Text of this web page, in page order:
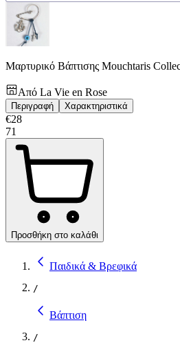
Μαρτυρικό Βάπτισης Mouchtaris
Από La Vie en Rose
Περιγραφή Χαρακτηριστικά
€28
71
Προσθήκη στο καλάθι
Παιδικά & Βρεφικά
/
Βάπτιση
/